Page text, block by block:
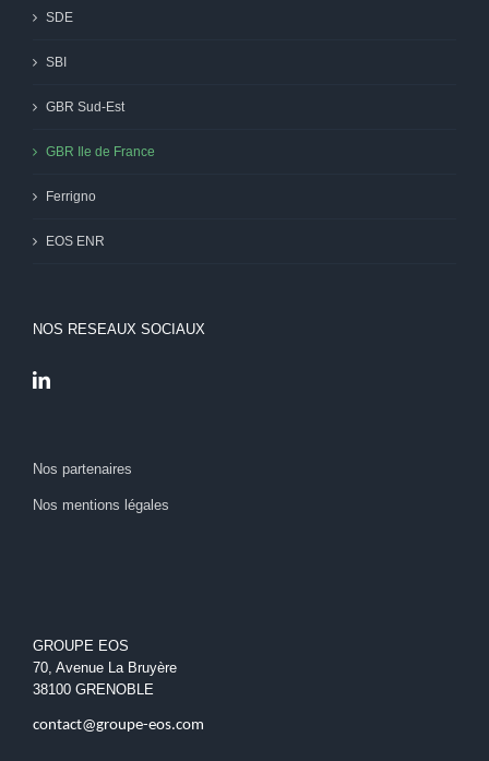
SDE
SBI
GBR Sud-Est
GBR Ile de France
Ferrigno
EOS ENR
NOS RESEAUX SOCIAUX
Nos partenaires
Nos mentions légales
GROUPE EOS
70, Avenue La Bruyère
38100 GRENOBLE
contact@groupe-eos.com